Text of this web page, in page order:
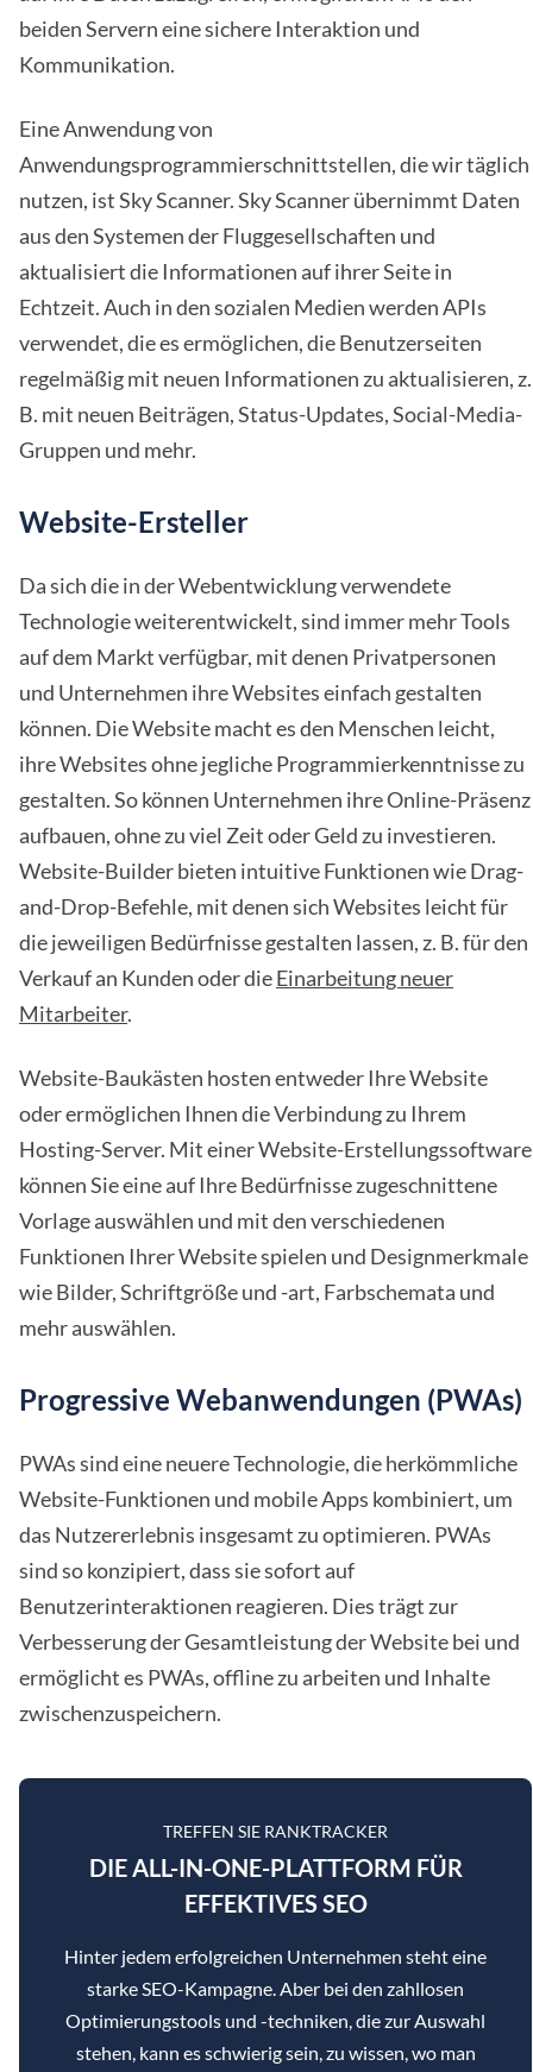
beiden Servern eine sichere Interaktion und
Kommunikation.
Eine Anwendung von
Anwendungsprogrammierschnittstellen, die wir täglich
nutzen, ist Sky Scanner. Sky Scanner übernimmt Daten
aus den Systemen der Fluggesellschaften und
aktualisiert die Informationen auf ihrer Seite in
Echtzeit. Auch in den sozialen Medien werden APIs
verwendet, die es ermöglichen, die Benutzerseiten
regelmäßig mit neuen Informationen zu aktualisieren, z.
B. mit neuen Beiträgen, Status-Updates, Social-Media-
Gruppen und mehr.
Website-Ersteller
Da sich die in der Webentwicklung verwendete
Technologie weiterentwickelt, sind immer mehr Tools
auf dem Markt verfügbar, mit denen Privatpersonen
und Unternehmen ihre Websites einfach gestalten
können. Die Website macht es den Menschen leicht,
ihre Websites ohne jegliche Programmierkenntnisse zu
gestalten. So können Unternehmen ihre Online-Präsenz
aufbauen, ohne zu viel Zeit oder Geld zu investieren.
Website-Builder bieten intuitive Funktionen wie Drag-
and-Drop-Befehle, mit denen sich Websites leicht für
die jeweiligen Bedürfnisse gestalten lassen, z. B. für den
Verkauf an Kunden oder dieEinarbeitung neuer
Mitarbeiter.
Website-Baukästen hosten entweder Ihre Website
oder ermöglichen Ihnen die Verbindung zu Ihrem
Hosting-Server. Mit einer Website-Erstellungssoftware
können Sie eine auf Ihre Bedürfnisse zugeschnittene
Vorlage auswählen und mit den verschiedenen
Funktionen Ihrer Website spielen und Designmerkmale
wie Bilder, Schriftgröße und -art, Farbschemata und
mehr auswählen.
Progressive Webanwendungen (PWAs)
PWAs sind eine neuere Technologie, die herkömmliche
Website-Funktionen und mobile Apps kombiniert, um
das Nutzererlebnis insgesamt zu optimieren. PWAs
sind so konzipiert, dass sie sofort auf
Benutzerinteraktionen reagieren. Dies trägt zur
Verbesserung der Gesamtleistung der Website bei und
ermöglicht es PWAs, offline zu arbeiten und Inhalte
zwischenzuspeichern.
TREFFEN SIE RANKTRACKER
DIE ALL-IN-ONE-PLATTFORM FÜR
EFFEKTIVES SEO
Hinter jedem erfolgreichen Unternehmen steht eine
starke SEO-Kampagne. Aber bei den zahllosen
Optimierungstools und -techniken, die zur Auswahl
stehen, kann es schwierig sein, zu wissen, wo man